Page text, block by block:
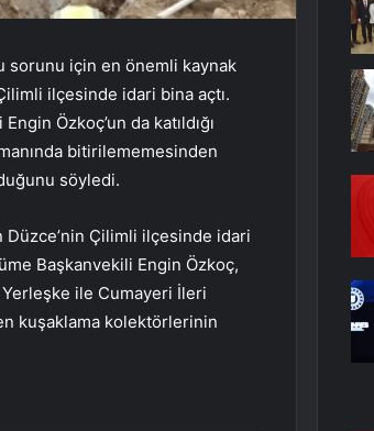
sorunu için en önemli kaynak
ilçesinde idari bina açtı.
Özkoç’un da katıldığı
bitirilememesinden
söyledi.
Düzce’nin Çilimli ilçesinde idari
Başkanvekili Engin Özkoç,
Yerleşke ile Cumayeri İleri
kuşaklama kolektörlerinin